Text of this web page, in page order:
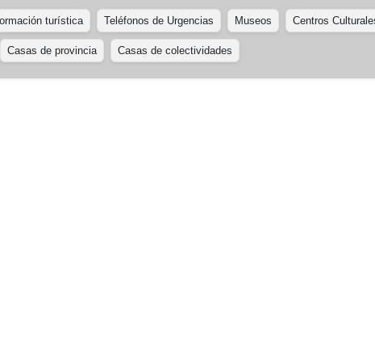
turística Teléfonos de Urgencias Museos Centros
Casas de provincia Casas de colectividades